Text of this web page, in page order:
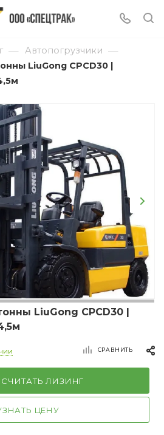
— Автопогрузчики —
LiuGong CPCD30 |
LiuGong CPCD30 |
СРАВНИТЬ
ЛИЗИНГ
ЦЕНУ